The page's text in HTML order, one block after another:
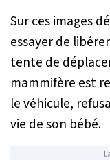
Sur ces images
essayer de
tente de
mammifère est
le véhicule,
vie de son bébé.